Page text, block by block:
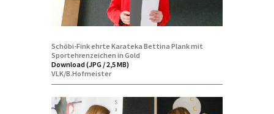
Schöbi-Fink ehrte Karateka Bettina Plank mit
Sportehrenzeichen in Gold
Download (JPG / 2,5 MB)
VLK/B.Hofmeister